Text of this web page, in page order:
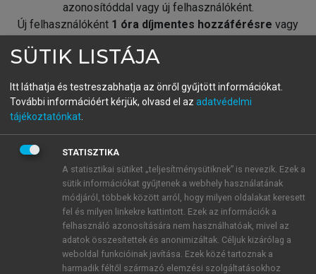
azonosítóddal vagy új felhasználóként.
Új felhasználóként 1 óra díjmentes hozzáférésre vagy
fiókoddal,vagy hozz létre új fiókot.
A regisztráció után apróbaidőszakautomatikusan
BELÉPÉS SAJÁT FIÓKKAL
ÚJ FIÓK LÉTREHOZÁSA
1 óra díjmentes hozzáférés
E-MAIL-CÍM
SÜTIK LISTÁJA
Itt láthatja és testreszabhatja az önről gyűjtött információkat.
További információért kérjük, olvasd el az adatvédelmi
tájékoztatónkat
STATISZTIKA
A statisztikai sütiket „teljesítménysütiknek” is nevezik. Ezek a
sütik információkat gyűjtenek a webhely használatának
módjáról, többek között arról, hogy milyen oldalakat keresett
fel és milyen linkekre kattintott. Ezek az információk a
felhasználó azonosítására nem használhatóak, mivel az
adatok összesítettek és anonimizáltak. Céljuk kizárólag a
weboldal funkcióinak javítása. Ezek közé tartoznak a
harmadik féltől származó elemzési szolgáltatásokhoz